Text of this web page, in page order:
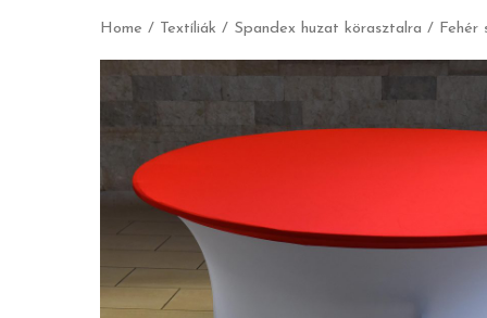
Home / Textíliák / Spandex huzat körasztalra / Fehér